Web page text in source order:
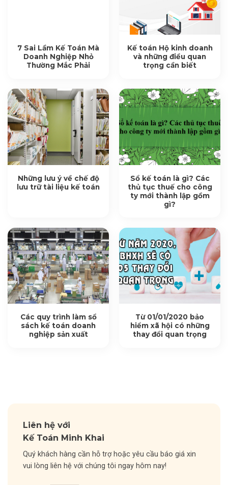
7 Sai Lầm Kế Toán Mà
Doanh Nghiệp Nhỏ
Thường Mắc Phải
Kế toán Hộ kinh doanh
và những điều quan
trọng cần biết
Những lưu ý về chế độ
lưu trữ tài liệu kế toán
Sổ kế toán là gì? Các
thủ tục thuế cho công
ty mới thành lập gồm
gì?
Các quy trình làm sổ
sách kế toán doanh
nghiệp sản xuất
Từ 01/01/2020 bảo
hiểm xã hội có những
thay đổi quan trọng
Liên hệ với
Kế Toán Minh Khai
Quý khách hàng cần hỗ trợ hoặc yêu cầu báo giá xin
vui lòng liên hệ với chúng tôi ngay hôm nay!